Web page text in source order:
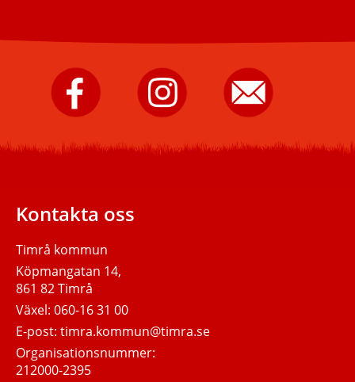
Timrå
kommun
Facebook.
Timrå
kommun
på
Instagram.
Skicka
e-
post
till
kommun.
Kontakta oss
Timrå kommun
Köpmangatan 14,
861 82 Timrå
Växel:060-16 31 00
E-post:timra.kommun@timra.se
Organisationsnummer:
212000-2395